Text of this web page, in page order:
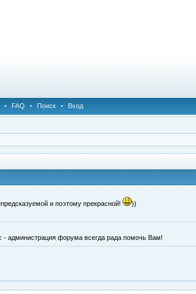
• FAQ • Поиск • Вход
и поэтому прекрасной!
))
администрация форума всегда рада помочь Вам!